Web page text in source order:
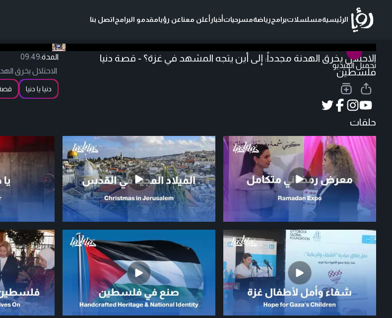
الرئيسيةمسلسلاتبرامجرياضةمسرحياتأخبارأعلن معناعن رؤيامقدمو البرامجاتصل بنا
تحميل الفيديو
الاحتلال يخرق الهدنة مجدداً: إلى أين يتجه المشهد في غزة؟ - قصة دنيا
فلسطين
المدة:09:49
الاحتلال يخرق
دنيا يا دنيا
حلقات